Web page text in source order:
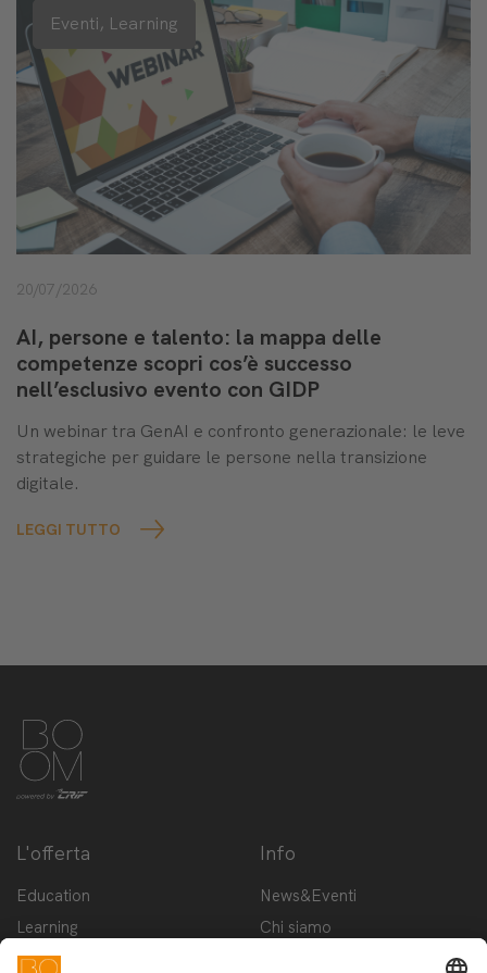
Eventi, Learning
20/07/2026
AI, persone e talento: la mappa delle
competenze scopri cos’è successo
nell’esclusivo evento con GIDP
Un webinar tra GenAI e confronto generazionale: le leve
strategiche per guidare le persone nella transizione
digitale.
LEGGI TUTTO
L'offerta
Education
Learning
Innovation
Info
News&Eventi
Chi siamo